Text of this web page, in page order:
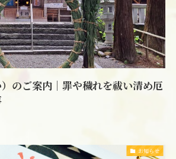
のご案内｜罪や穢れを祓い清め厄
お知らせ